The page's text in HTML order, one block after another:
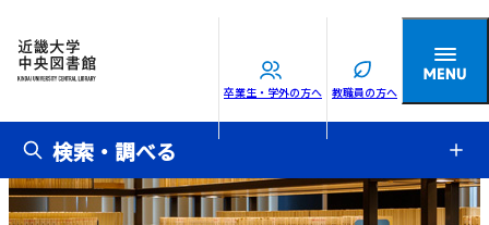
卒業生・学外の方へ 教職員の方へ
検索・調べる